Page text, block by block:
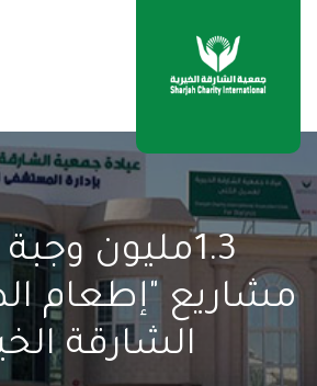
1.3مليون
مشاريع "إطعام
الشارقة